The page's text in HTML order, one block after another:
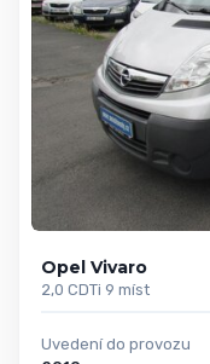
Opel Vivaro
2,0 CDTi 9 míst
Uvedení do provozu